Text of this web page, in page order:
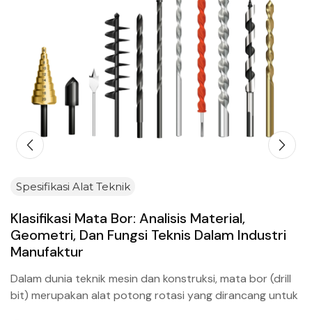
Spesifikasi Alat Teknik
Klasifikasi Mata Bor: Analisis Material,
Geometri, Dan Fungsi Teknis Dalam Industri
Manufaktur
Dalam dunia teknik mesin dan konstruksi, mata bor (drill
bit) merupakan alat potong rotasi yang dirancang untuk